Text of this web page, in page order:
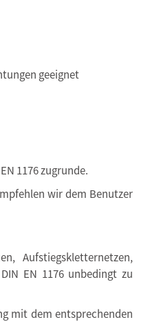
geeignet
1176 zugrunde.
wir dem Benutzer
Aufstiegskletternetzen,
EN 1176 unbedingt zu
mit dem entsprechenden